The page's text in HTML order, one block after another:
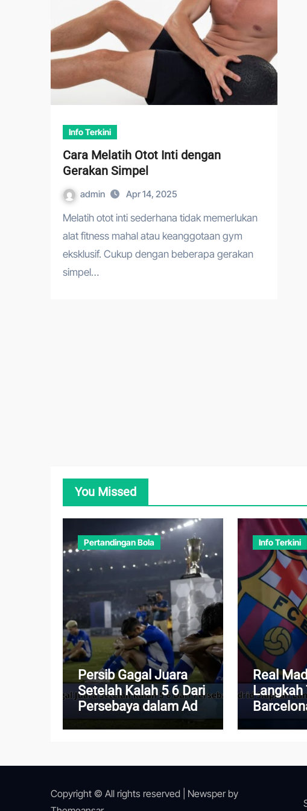
Info Terkini
Cara Melatih Otot Inti dengan
Gerakan Simpel
admin Apr 14, 2025
Melatih otot inti sederhana tidak memerlukan
alat fitness mahal atau keanggotaan gym
eksklusif. Cukup dengan beberapa gerakan
simpel…
You Missed
Pertandingan Bola
Persib Gagal Juara
Setelah Kalah 5 6 Dari
Persebaya dalam Adu
Penalti Final
Info Terkini
Real
Langkah
Copyright © All rights reserved Newsperby